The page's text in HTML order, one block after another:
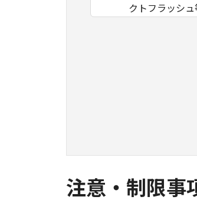
クトフラッシ
第三者にこの
(3) お客様は
(4) 本契約に
「許諾ソフト
かかる権利を保
注意・制限事